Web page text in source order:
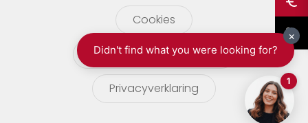
Cookies
gebruikersvoorwaarden
Privacyverklaring